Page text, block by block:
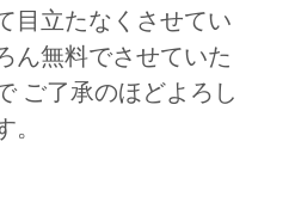
目立たなくさせてい
ん無料でさせていた
ご了承のほどよろし
。